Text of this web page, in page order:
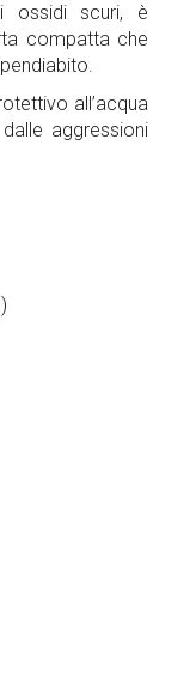
ossidi scuri, è
compatta che
all’acqua
aggressioni